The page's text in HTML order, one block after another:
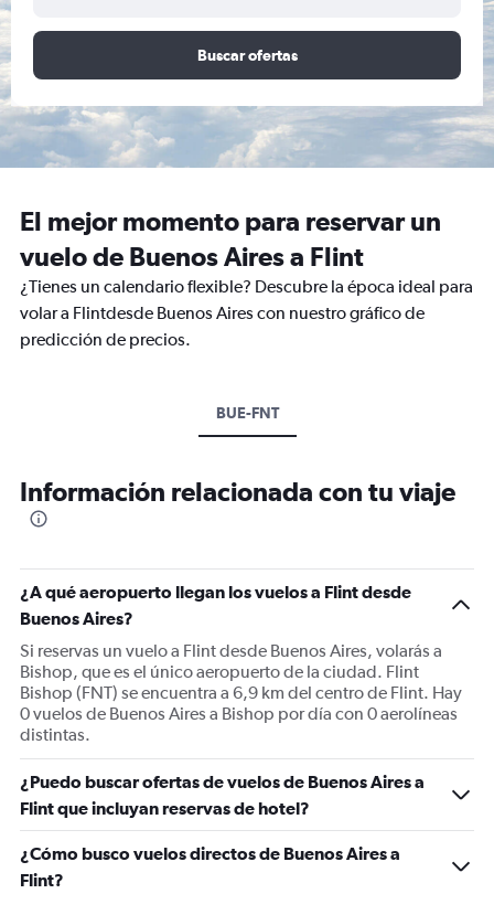
Buscar ofertas
El mejor momento para reservar un
vuelo de Buenos Aires a Flint
¿Tienes un calendario flexible? Descubre la época ideal para
volar a Flintdesde Buenos Aires con nuestro gráfico de
predicción de precios.
BUE-FNT
Información relacionada con tu viaje
¿A qué aeropuerto llegan los vuelos a Flint desde
Buenos Aires?
Si reservas un vuelo a Flint desde Buenos Aires, volarás a
Bishop, que es el único aeropuerto de la ciudad. Flint
Bishop (FNT) se encuentra a 6,9 km del centro de Flint. Hay
0 vuelos de Buenos Aires a Bishop por día con 0 aerolíneas
distintas.
¿Puedo buscar ofertas de vuelos de Buenos Aires a
Flint que incluyan reservas de hotel?
¿Cómo busco vuelos directos de Buenos Aires a
Flint?